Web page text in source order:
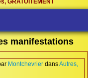
GRATUITEMENT
Connection
manifestations
MontchevrierdansAutres,